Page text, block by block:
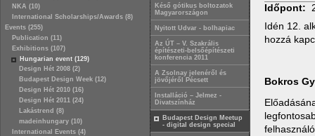
NKA (10)
International Scholarships/Awards (8)
Events (255)
Publication (11)
Exhibitions (107)
Hungarian event (129)
Design Hét 2008 (2)
Budapest Design Week (12)
Design Hét 2010 (16)
Design Hét 2011 (24)
Lakástrend (8)
madeinhungary (10)
International Events (4)
Késő gótikus boltozatok
Magyarországon
Nyitott Udvar - bolhapiac
Az ÚT – V. Szakrális
építészeti-belsőépítészeti
konferencia 2011
A Zsolnay jelenéről és
jövőjéről Pécsett
Installáció – Jelmez -
Divatszínház
Budapest Design Meetup
- digital design special
Időpont:
Idén 12.
hozzá
Bokros